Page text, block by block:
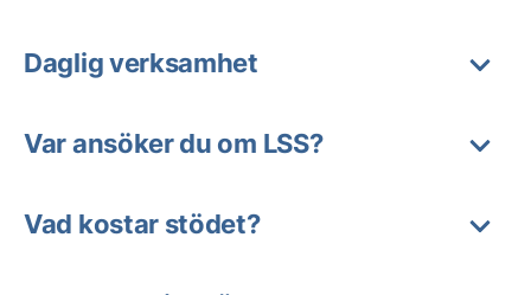
Daglig verksamhet
Var ansöker du om LSS?
Vad kostar stödet?